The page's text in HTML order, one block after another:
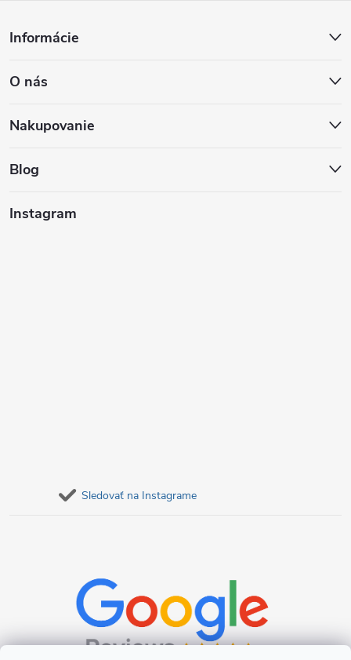
p
ä
Informácie
O nás
Nakupovanie
Blog
Instagram
Sledovať na Instagrame